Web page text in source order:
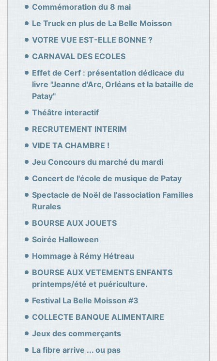
Commémoration du 8 mai
Le Truck en plus de La Belle Moisson
VOTRE VUE EST-ELLE BONNE ?
CARNAVAL DES ECOLES
Effet de Cerf : présentation dédicace du
livre "Jeanne d'Arc, Orléans et la bataille de
Patay"
Théâtre interactif
RECRUTEMENT INTERIM
VIDE TA CHAMBRE !
Jeu Concours du marché du mardi
Concert de l'école de musique de Patay
Spectacle de Noël de l'association Familles
Rurales
BOURSE AUX JOUETS
Soirée Halloween
Hommage à Rémy Hétreau
BOURSE AUX VETEMENTS ENFANTS
printemps/été et puériculture.
Festival La Belle Moisson #3
COLLECTE BANQUE ALIMENTAIRE
Jeux des commerçants
La fibre arrive ... ou pas